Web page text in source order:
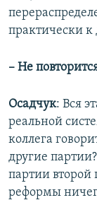
практически
– Не
Осадчук: Вся
реальной
коллега
другие
партии второй
реформы